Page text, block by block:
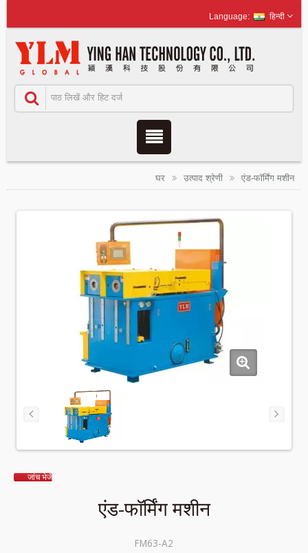
हिन्दी
घर उत्पाद श्रेणी एंड-फॉर्मिंग मशीन
जांच भेजें
एंड-फॉर्मिंग मशीन
FM63-A2